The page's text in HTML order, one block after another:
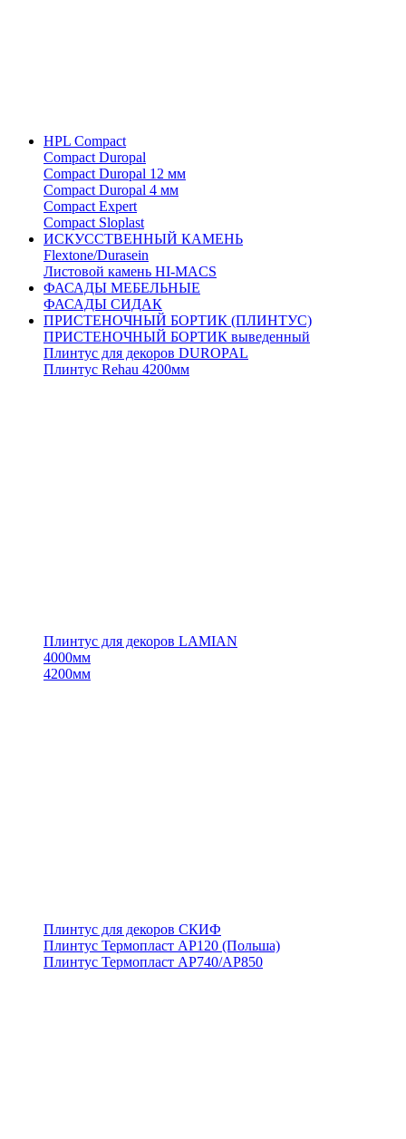
HPL Compact
Compact Duropal
Compact Duropal 12 мм
Compact Duropal 4 мм
Compact Expert
Compact Sloplast
ИСКУССТВЕННЫЙ КАМЕНЬ
Flextone/Durasein
Листовой камень HI-MACS
ФАСАДЫ МЕБЕЛЬНЫЕ
ФАСАДЫ СИДАК
ПРИСТЕНОЧНЫЙ БОРТИК (ПЛИНТУС)
ПРИСТЕНОЧНЫЙ БОРТИК выведенный
Плинтус для декоров DUROPAL
Плинтус Rehau 4200мм
Плинтус для декоров LAMIAN
4000мм
4200мм
Плинтус для декоров СКИФ
Плинтус Термопласт АР120 (Польша)
Плинтус Термопласт АР740/АР850